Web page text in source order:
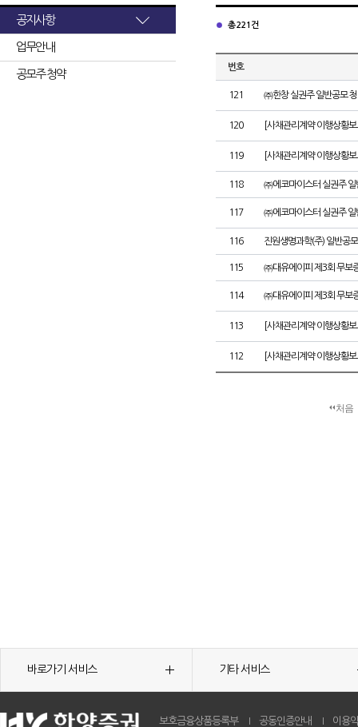
공지사항
업무안내
공모주 청약
총 221건
번호
121 ㈜한창 실권주 일반공모
120 [사채관리계약 이행상황
119 [사채관리계약 이행상황
118 ㈜에코마이스터 실권주 일
117 ㈜에코마이스터 실권주 일
116 진원생명과학(주) 일반공
115 ㈜대유에이피 제3회 무보
114 ㈜대유에이피 제3회 무보
113 [사채관리계약 이행상황
112 [사채관리계약 이행상황
처음
바로가기 서비스 기타 서비스
보호금융상품등록부 공동인증안내 이용